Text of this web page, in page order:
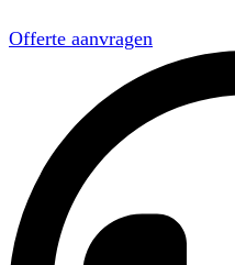
Offerte aanvragen